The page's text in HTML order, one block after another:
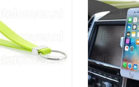
AAN WINKELWAGEN
(Universele
in de
TOEVOEGEN